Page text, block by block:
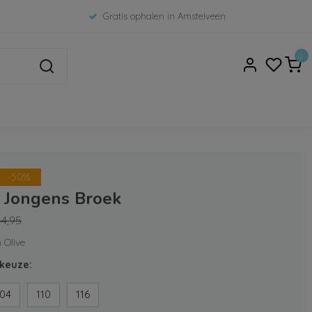
Gratis ophalen in Amstelveen
0
-50%
Broek
Olive
110 116